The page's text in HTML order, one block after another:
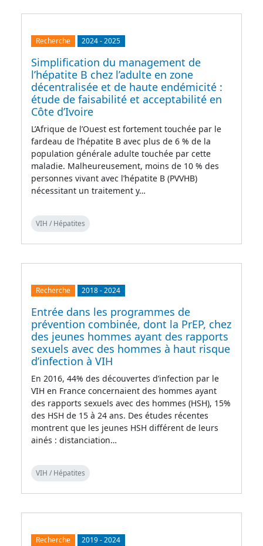
Recherche 2024-2025
Simplification du management de
l’hépatite B chez l’adulte en zone
décentralisée et de haute endémicité :
étude de faisabilité et acceptabilité en
Côte d’Ivoire
L’Afrique de l’Ouest est fortement touchée par le
fardeau de l’hépatite B avec plus de 6 % de la
population générale adulte touchée par cette
maladie. Malheureusement, moins de 10 % des
personnes vivant avec l’hépatite B (PVVHB)
nécessitant un traitement y…
VIH / Hépatites
Recherche 2018-2024
Entrée dans les programmes de
prévention combinée, dont la PrEP, chez
des jeunes hommes ayant des rapports
sexuels avec des hommes à haut risque
d’infection à VIH
En 2016, 44% des découvertes d’infection par le
VIH en France concernaient des hommes ayant
des rapports sexuels avec des hommes (HSH), 15%
des HSH de 15 à 24 ans. Des études récentes
montrent que les jeunes HSH différent de leurs
ainés : distanciation…
VIH / Hépatites
Recherche 2019-2024